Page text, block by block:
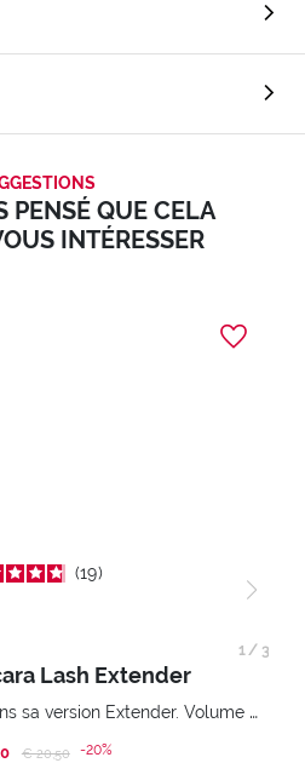
PENSÉ QUE CELA
INTÉRESSER
19
Lash Extender
Le mascara de Pupa dans sa version Extender. Volume extension 3D. Des cils amplifiés et liftés à l’infini.
Price reduced from
€ 20,50to-20%
1/ 3